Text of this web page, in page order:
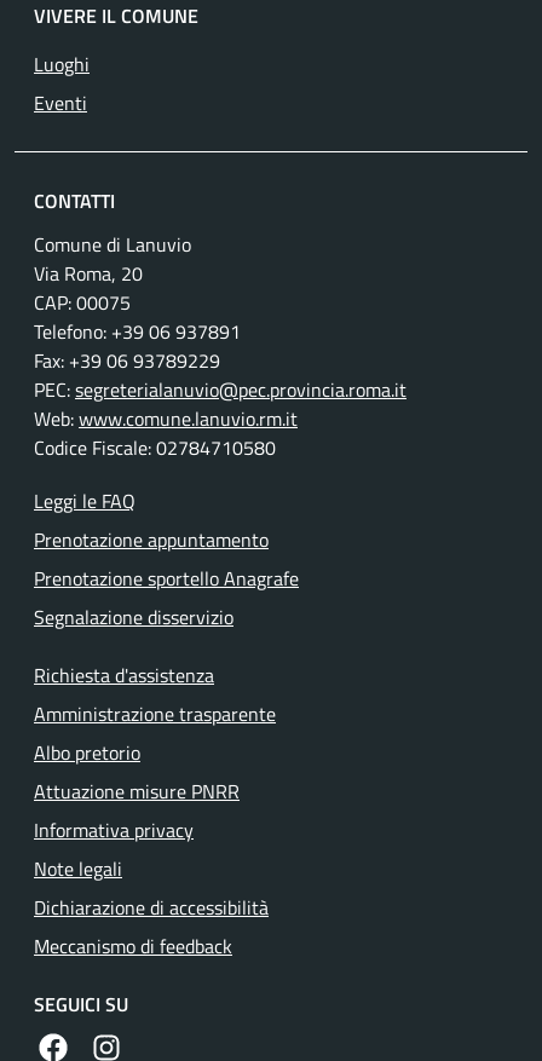
VIVERE IL COMUNE
Luoghi
Eventi
CONTATTI
Comune di Lanuvio
Via Roma, 20
CAP: 00075
Telefono: +39 06 937891
Fax: +39 06 93789229
PEC:segreterialanuvio@pec.provincia.roma.it
Web:www.comune.lanuvio.rm.it
Codice Fiscale: 02784710580
Leggi le FAQ
Prenotazione appuntamento
Prenotazione sportello Anagrafe
Segnalazione disservizio
Richiesta d'assistenza
Amministrazione trasparente
Albo pretorio
Attuazione misure PNRR
Informativa privacy
Note legali
Dichiarazione di accessibilità
Meccanismo di feedback
SEGUICI SU
https://www.facebook.com/comunedilanuvio/